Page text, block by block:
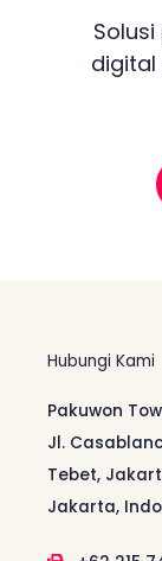
digital
Hubungi Kami
Pakuwon
Jl.
Tebet,
Jakarta,